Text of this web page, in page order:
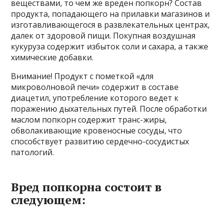
веществами, то чем же вреден попкорн? Состав
продукта, попадающего на прилавки магазинов и
изготавливающегося в развлекательных центрах,
далек от здоровой пищи. Покупная воздушная
кукуруза содержит избыток соли и сахара, а также
химические добавки.
Внимание! Продукт с пометкой «для
микроволновой печи» содержит в составе
диацетил, употребление которого ведет к
поражению дыхательных путей. После обработки
маслом попкорн содержит транс-жиры,
обволакивающие кровеносные сосуды, что
способствует развитию сердечно-сосудистых
патологий.
Вред попкорна состоит в
следующем: